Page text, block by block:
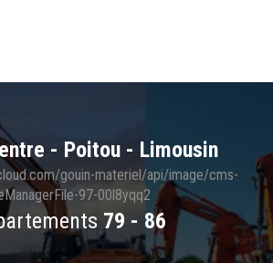
- Poitou - Limousin
79 - 86